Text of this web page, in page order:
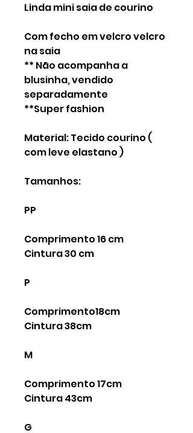
Linda mini saia de courino
Com fecho em velcro velcro
na saia
** Não acompanha a
blusinha, vendido
separadamente
**Super fashion
Material: Tecido courino (
com leve elastano )
Tamanhos:
PP
Comprimento 16 cm
Cintura 30 cm
P
Comprimento18cm
Cintura 38cm
M
Comprimento 17cm
Cintura 43cm
G